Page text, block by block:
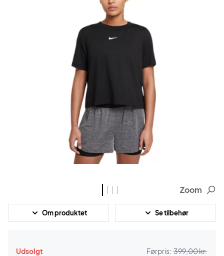
Zoom
Om produktet Se tilbehør
Udsolgt
Førpris: 399,00 kr.